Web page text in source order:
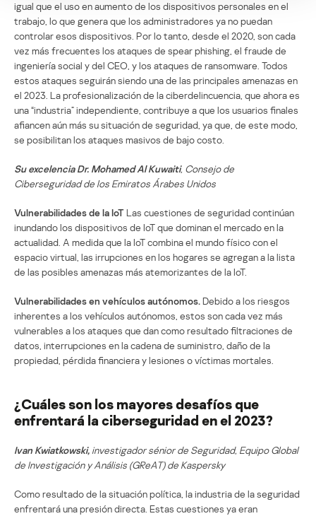
igual que el uso en aumento de los dispositivos personales en el
trabajo, lo que genera que los administradores ya no puedan
controlar esos dispositivos. Por lo tanto, desde el 2020, son cada
vez más frecuentes los ataques de spear phishing, el fraude de
ingeniería social y del CEO, y los ataques de ransomware. Todos
estos ataques seguirán siendo una de las principales amenazas en
el 2023. La profesionalización de la ciberdelincuencia, que ahora es
una “industria” independiente, contribuye a que los usuarios finales
afiancen aún más su situación de seguridad, ya que, de este modo,
se posibilitan los ataques masivos de bajo costo.
Su excelencia Dr. Mohamed Al Kuwaiti, Consejo de
Ciberseguridad de los Emiratos Árabes Unidos
Vulnerabilidades de la IoT Las cuestiones de seguridad continúan
inundando los dispositivos de IoT que dominan el mercado en la
actualidad. A medida que la IoT combina el mundo físico con el
espacio virtual, las irrupciones en los hogares se agregan a la lista
de las posibles amenazas más atemorizantes de la IoT.
Vulnerabilidades en vehículos autónomos.Debido a los riesgos
inherentes a los vehículos autónomos, estos son cada vez más
vulnerables a los ataques que dan como resultado filtraciones de
datos, interrupciones en la cadena de suministro, daño de la
propiedad, pérdida financiera y lesiones o víctimas mortales.
¿Cuáles son los mayores desafíos que
enfrentará la ciberseguridad en el 2023?
Ivan Kwiatkowski, investigador sénior de Seguridad, Equipo Global
de Investigación y Análisis (GReAT) de Kaspersky
Como resultado de la situación política, la industria de la seguridad
enfrentará una presión directa. Estas cuestiones ya eran